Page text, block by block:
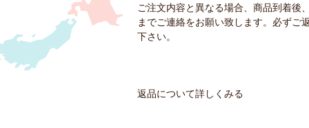
ご注文内容と異なる場合、商品到着後
までご連絡をお願い致します。必ずご
下さい。
返品について詳しくみる